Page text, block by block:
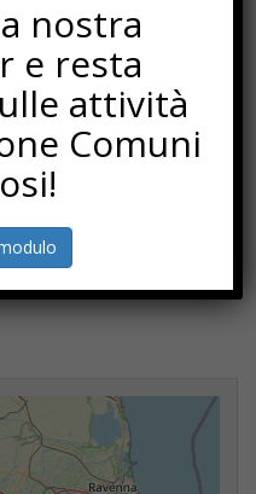
di potabilizzazione
nostra
e resta
attività
Comuni